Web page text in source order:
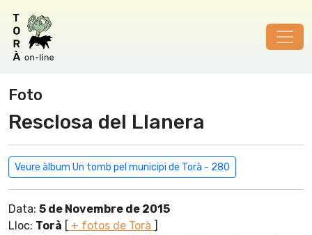
Foto
Resclosa del Llanera
Veure àlbum Un tomb pel municipi de Torà - 280
Data: 5 de Novembre de 2015
Lloc: Torà [ + fotos de Torà ]